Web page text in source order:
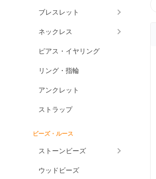
ブレスレット
ネックレス
ピアス・イヤリング
リング・指輪
アンクレット
ストラップ
ビーズ・ルース
ストーンビーズ
ウッドビーズ